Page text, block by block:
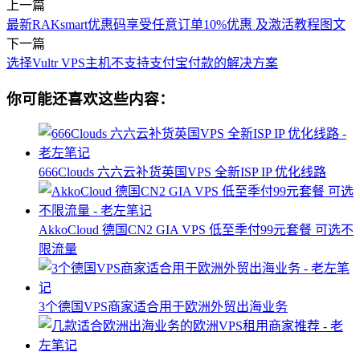
上一篇
最新RAKsmart优惠码享受任意订单10%优惠 及激活教程图文
下一篇
选择Vultr VPS主机不支持支付宝付款的解决方案
你可能还喜欢这些内容：
666Clouds 六六云补货英国VPS 全新ISP IP 优化线路
AkkoCloud 德国CN2 GIA VPS 低至季付99元套餐 可选不
限流量
3个德国VPS商家适合用于欧洲外贸出海业务